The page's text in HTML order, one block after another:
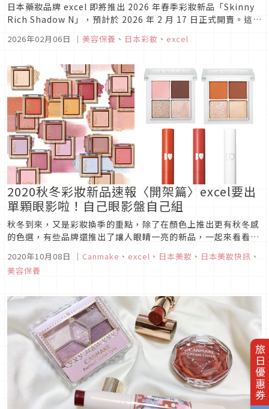
旅日優惠券
日本藥妝品牌 excel 即將推出 2026 年春季彩妝新品「Skinny
Rich Shadow N」，預計於 2026 年 2 月 17 日正式開賣。這款
excel 的粉絲們都相當期待！
2026年02月06日 ｜ 美容保養 、 日本彩妝 、 excel
2020秋冬彩妝新品速報〈開架篇〉excel要出
單顆眼影啦！自己眼影盤自己組
秋冬到來，又是彩妝換季的重點，除了在顏色上推出更有秋冬感
的色選，有些品牌還推出了讓人眼睛一亮的新品，一起來看看
彩妝中眼影王寶座的Canmake，近年來除了推出很多熱銷新
色，也上市了很多新的眼影盤！這款5色眼影盤是今年7月才發
2020年10月08日 ｜ Canmake 、 excel 、 日本美妝 、 日本美妝快訊 、
美容保養